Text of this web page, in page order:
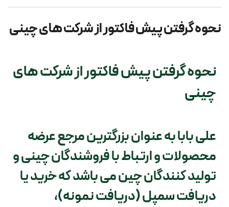
سرویس ها
سرویس ها
حمل بار با قطار از چین ( ریلی )
خرید از علی بابا
خرید از علی اکسپرس
درباره ما
مطالب مفید
سوالات متداول
نحوه گرفتن پیش فاکتور از شرکت های چینی
نحوه گرفتن پیش فاکتور از شرکت های
چینی
علی بابا به عنوان بزرگترین مرجع عرضه
محصولات و ارتباط با فروشندگان چینی و
تولید کنندگان چین می باشد که خرید یا
دریافت سمپل (دریافت نمونه)،